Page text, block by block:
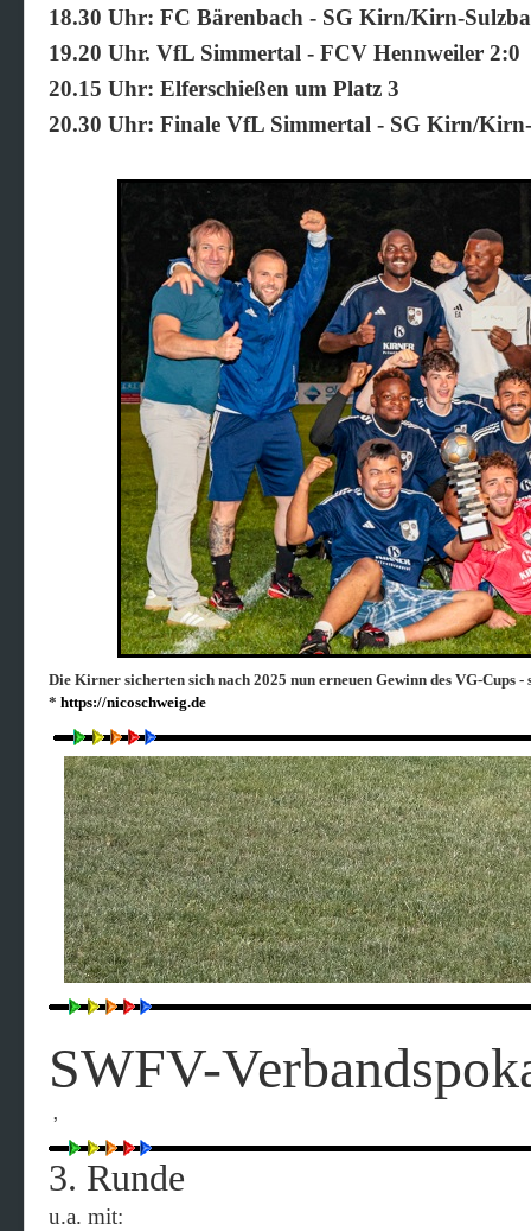
18.30 Uhr: FC Bärenbach - SG Kirn/Kirn-
19.20 Uhr. VfL Simmertal - FCV Hennweiler 2:0
20.15 Uhr: Elferschießen um Platz 3
20.30 Uhr: Finale VfL Simmertal - SG Kirn/
Die Kirner sicherten sich nach 2025 nun erneuen Gewinn des VG-Cups
* https://nicoschweig.de
SWFV-
,
3. Runde
u.a. mit: